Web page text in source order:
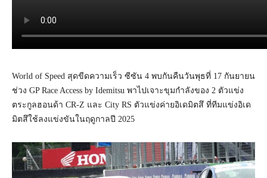
World of Speed สุดขีดความเร็ว ซีซัน 4 พบกันคืนวันพุธที่ 17 กันยายน
ช่วง GP Race Access by Idemitsu พาไปเจาะขุมกำลังของ 2 ตัวแข่ง
ตระกูลฮอนด้า CR-Z และ City RS ตัวแข่งค่ายอิเดมิตสึ ที่ทีมแข่งอิเด
มิตสึใช้ลงแข่งขันในฤดูกาลปี 2025